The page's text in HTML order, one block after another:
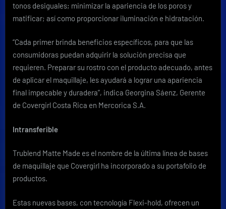
tonos desiguales; minimizar la apariencia de los poros y
matificar; así como proporcionar iluminación e hidratación.
“Cada primer brinda beneficios específicos, para que las
consumidoras puedan adquirir la solución precisa que
requieren. Preparar su rostro con el producto adecuado, antes
de aplicar el maquillaje, les ayudará a lograr una apariencia
final impecable y duradera”, indica Georgina Sáenz, Gerente
de Covergirl Costa Rica en Mercorica S.A.
Intransferible
Trublend Matte Made es el nombre de la última línea de bases
de maquillaje que Covergirl ha incorporado a su portafolio de
productos.
Estas nuevas bases, con tecnología Flexi-hold, ofrecen un